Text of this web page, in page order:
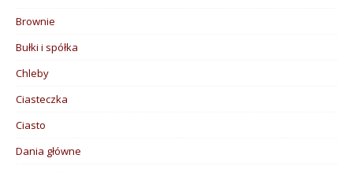
Brownie
Bułki i spółka
Chleby
Ciasteczka
Ciasto
Dania główne